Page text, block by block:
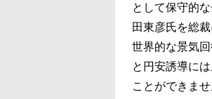
として保守的
田東彦氏を総
世界的な景気
と円安誘導に
ことができま